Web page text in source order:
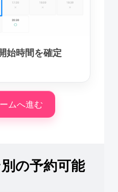
時間を確定
ムへ進む
の予約可能